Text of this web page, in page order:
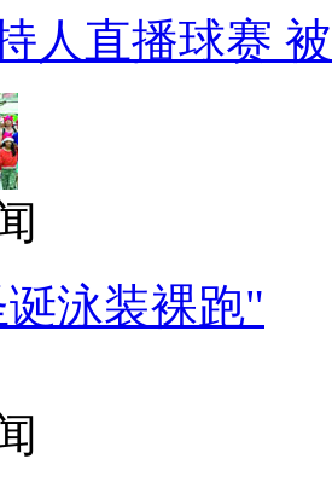
人直播球赛
泳装裸跑"